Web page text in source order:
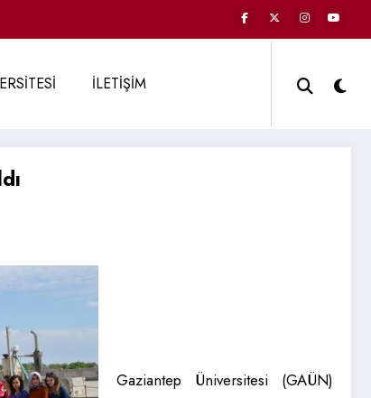
İLETİŞİM
Gaziantep Üniversitesi (GAÜN)